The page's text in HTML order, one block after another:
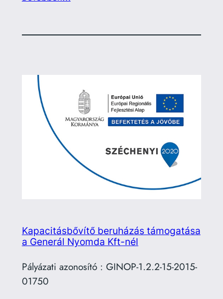
Kapacitásbővítő beruházás támogatása
a Generál Nyomda Kft-nél
Pályázati azonosító : GINOP-1.2.2-15-2015-
01750